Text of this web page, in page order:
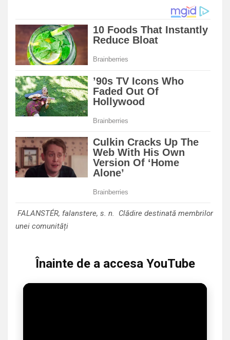
FALANSTÉR, falanstere, s. n. Clădire desti­nată membrilor
unei comunități
Înainte de a accesa YouTube